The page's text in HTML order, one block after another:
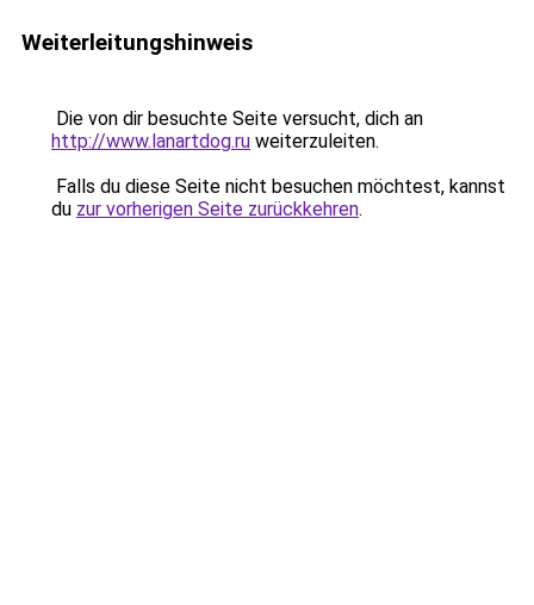
Weiterleitungshinweis
Die von dir besuchte Seite versucht, dich an
http://www.lanartdog.ru weiterzuleiten.
Falls du diese Seite nicht besuchen möchtest, kannst
du zur vorherigen Seite zurückkehren.